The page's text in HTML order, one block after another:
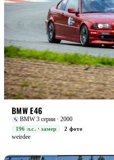
BMW E46
BMW 3 серии · 2000
196 л.с. · замер
2 фото
weirdee